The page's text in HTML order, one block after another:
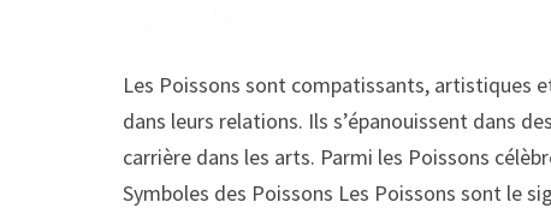
Les Poissons sont compatissants, artistiques
dans leurs relations. Ils s’épanouissent dans
carrière dans les arts. Parmi les Poissons
Symboles des Poissons Les Poissons sont le